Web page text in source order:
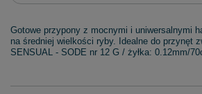
Gotowe przypony z mocnymi i uniwersalnymi
na średniej wielkości ryby. Idealne do przynęt
SENSUAL - SODE nr 12 G / żyłka: 0.12mm/